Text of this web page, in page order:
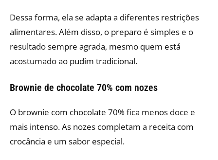
Dessa forma, ela se adapta a diferentes restrições
alimentares. Além disso, o preparo é simples e o
resultado sempre agrada, mesmo quem está
acostumado ao pudim tradicional.
Brownie de chocolate 70% com nozes
O brownie com chocolate 70% fica menos doce e
mais intenso. As nozes completam a receita com
crocância e um sabor especial.